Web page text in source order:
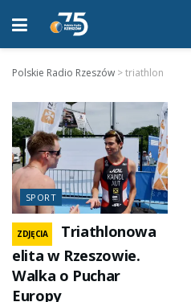
Polskie Radio Rzeszów >triathlon
SPORT
ZDJĘCIA
Triathlonowa
elita w Rzeszowie.
Walka o Puchar
Europy